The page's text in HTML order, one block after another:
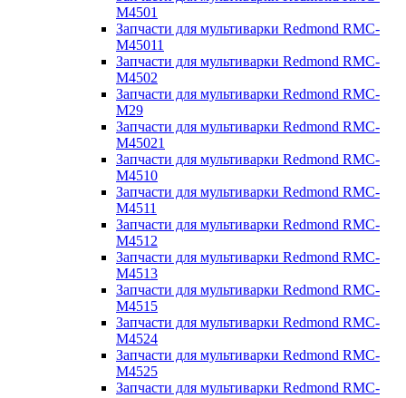
M4501
Запчасти для мультиварки Redmond RMC-
M45011
Запчасти для мультиварки Redmond RMC-
M4502
Запчасти для мультиварки Redmond RMC-
M29
Запчасти для мультиварки Redmond RMC-
M45021
Запчасти для мультиварки Redmond RMC-
M4510
Запчасти для мультиварки Redmond RMC-
M4511
Запчасти для мультиварки Redmond RMC-
M4512
Запчасти для мультиварки Redmond RMC-
M4513
Запчасти для мультиварки Redmond RMC-
M4515
Запчасти для мультиварки Redmond RMC-
M4524
Запчасти для мультиварки Redmond RMC-
M4525
Запчасти для мультиварки Redmond RMC-